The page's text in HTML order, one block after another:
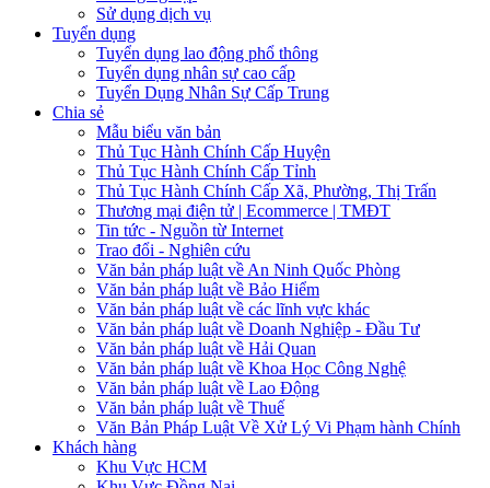
Sử dụng dịch vụ
Tuyển dụng
Tuyển dụng lao động phổ thông
Tuyển dụng nhân sự cao cấp
Tuyển Dụng Nhân Sự Cấp Trung
Chia sẻ
Mẫu biểu văn bản
Thủ Tục Hành Chính Cấp Huyện
Thủ Tục Hành Chính Cấp Tỉnh
Thủ Tục Hành Chính Cấp Xã, Phường, Thị Trấn
Thương mại điện tử | Ecommerce | TMĐT
Tin tức - Nguồn từ Internet
Trao đổi - Nghiên cứu
Văn bản pháp luật về An Ninh Quốc Phòng
Văn bản pháp luật về Bảo Hiểm
Văn bản pháp luật về các lĩnh vực khác
Văn bản pháp luật về Doanh Nghiệp - Đầu Tư
Văn bản pháp luật về Hải Quan
Văn bản pháp luật về Khoa Học Công Nghệ
Văn bản pháp luật về Lao Động
Văn bản pháp luật về Thuế
Văn Bản Pháp Luật Về Xử Lý Vi Phạm hành Chính
Khách hàng
Khu Vực HCM